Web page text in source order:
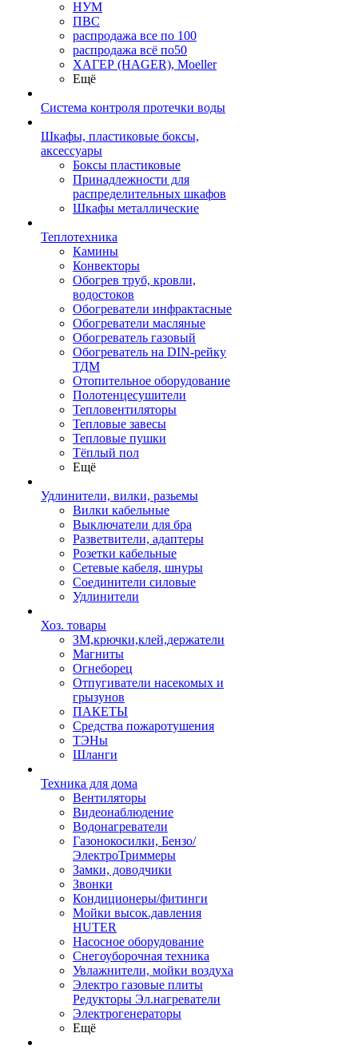
НУМ
ПВС
распродажа все по 100
распродажа всё по50
ХАГЕР (HAGER), Moeller
Ещё
Система контроля протечки воды
Шкафы, пластиковые боксы,
аксессуары
Боксы пластиковые
Принадлежности для
распределительных шкафов
Шкафы металлические
Теплотехника
Камины
Конвекторы
Обогрев труб, кровли,
водостоков
Обогреватели инфрактасные
Обогреватели масляные
Обогреватель газовый
Обогреватель на DIN-рейку
ТДМ
Отопительное оборудование
Полотенцесушители
Тепловентиляторы
Тепловые завесы
Тепловые пушки
Тёплый пол
Ещё
Удлинители, вилки, разьемы
Вилки кабельные
Выключатели для бра
Разветвители, адаптеры
Розетки кабельные
Сетевые кабеля, шнуры
Соединители силовые
Удлинители
Хоз. товары
ЗМ,крючки,клей,держатели
Магниты
Огнеборец
Отпугиватели насекомых и
грызунов
ПАКЕТЫ
Средства пожаротушения
ТЭНы
Шланги
Техника для дома
Вентиляторы
Видеонаблюдение
Водонагреватели
Газонокосилки, Бензо/
ЭлектроТриммеры
Замки, доводчики
Звонки
Кондиционеры/фитинги
Мойки высок.давления
HUTER
Насосное оборудование
Снегоуборочная техника
Увлажнители, мойки воздуха
Электро газовые плиты
Редукторы Эл.нагреватели
Электрогенераторы
Ещё